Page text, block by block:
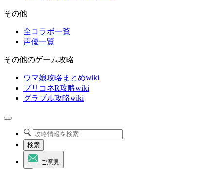
その他
全コラボ一覧
声優一覧
その他のゲーム攻略
ウマ娘攻略まとめwiki
プリコネR攻略wiki
グラブル攻略wiki
検索
ご意見